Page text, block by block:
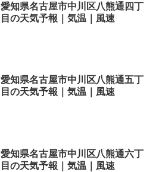
愛知県名古屋市中川区八熊通四丁
目の天気予報｜気温｜風速
愛知県名古屋市中川区八熊通五丁
目の天気予報｜気温｜風速
愛知県名古屋市中川区八熊通六丁
目の天気予報｜気温｜風速